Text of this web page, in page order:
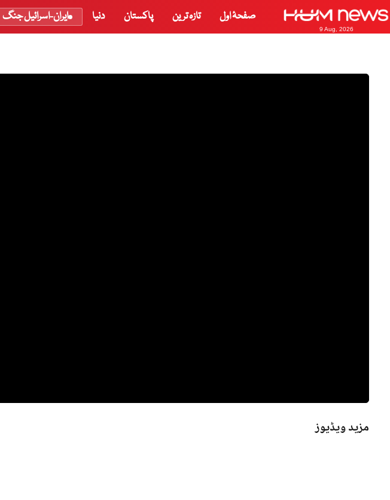
9 Aug, 2026
صفحۂ اول تازہ ترین پاکستان دنیا ایران-اسرائیل جنگ
مزید ویڈیوز